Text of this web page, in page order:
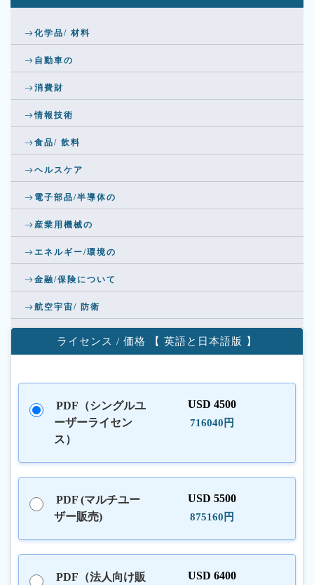
化学品/ 材料
自動車の
消費財
情報技術
食品/ 飲料
ヘルスケア
電子部品/半導体の
産業用機械の
エネルギー/環境の
金融/保険について
航空宇宙/ 防衛
ライセンス / 価格 【 英語と日本語版 】
PDF（シングルユ
ーザーライセン
ス）
USD 4500
716040円
PDF (マルチユー
ザー販売)
USD 5500
875160円
PDF（法人向け販
USD 6400